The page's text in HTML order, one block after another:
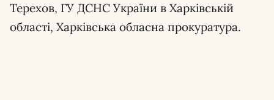
Терехов, ГУ ДСНС України в Харківській
області, Харківська обласна прокуратура.